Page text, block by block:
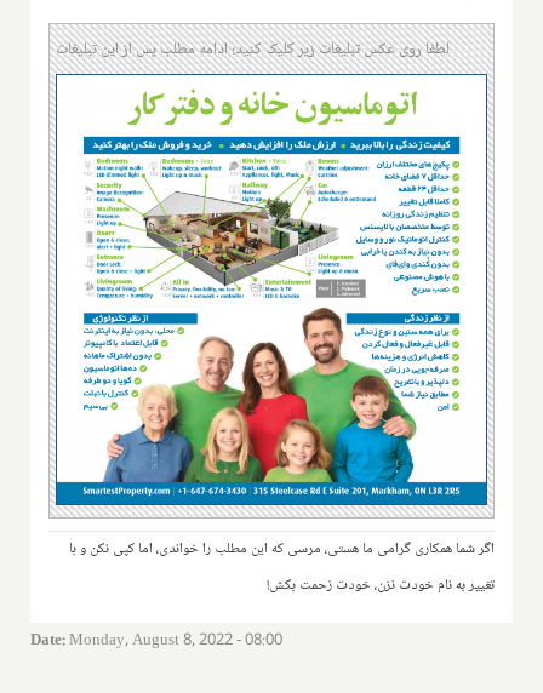
لطفا روی عکس تبلیغات زیر کلیک کنید؛ ادامه مطلب پس از این تبلیغات
اگر شما همکاری گرامی ما هستی، مرسی که این مطلب را خواندی، اما کپی نکن و با
تغییر به نام خودت نزن، خودت زحمت بکش!
Date:Monday, August 8, 2022 - 08:00